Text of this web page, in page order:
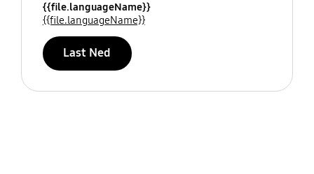
{{file.languageName}}
{{file.languageName}}
Last Ned